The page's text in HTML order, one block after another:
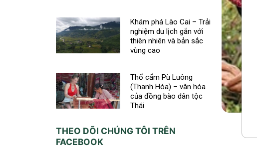
Khám phá Lào Cai – Trải
nghiệm du lịch gắn với
thiên nhiên và bản sắc
vùng cao
Thổ cẩm Pù Luông
(Thanh Hóa) – văn hóa
của đồng bào dân tộc
Thái
THEO DÕI CHÚNG TÔI TRÊN
FACEBOOK